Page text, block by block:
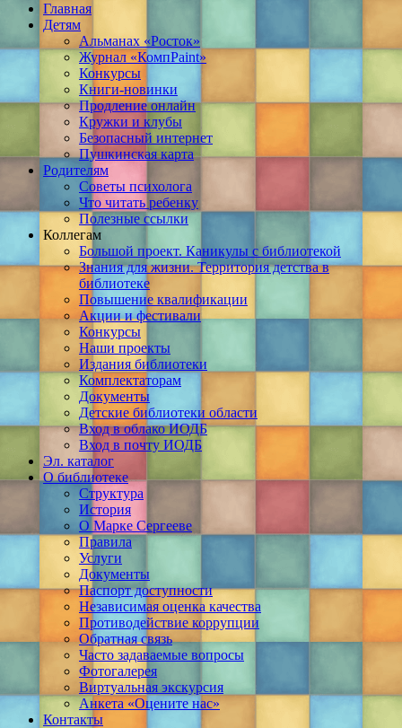
Главная
Детям
Альманах «Росток»
Журнал «КомпPaint»
Конкурсы
Книги-новинки
Продление онлайн
Кружки и клубы
Безопасный интернет
Пушкинская карта
Родителям
Советы психолога
Что читать ребенку
Полезные ссылки
Коллегам
Большой проект. Каникулы с библиотекой
Знания для жизни. Территория детства в
библиотеке
Повышение квалификации
Акции и фестивали
Конкурсы
Наши проекты
Издания библиотеки
Комплектаторам
Документы
Детские библиотеки области
Вход в облако ИОДБ
Вход в почту ИОДБ
Эл. каталог
О библиотеке
Структура
История
О Марке Сергееве
Правила
Услуги
Документы
Паспорт доступности
Независимая оценка качества
Противодействие коррупции
Обратная связь
Часто задаваемые вопросы
Фотогалерея
Виртуальная экскурсия
Анкета «Оцените нас»
Контакты